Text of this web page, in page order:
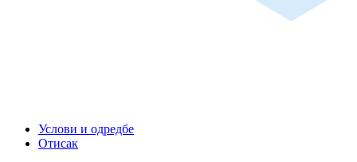
Услови и одредбе
Отисак